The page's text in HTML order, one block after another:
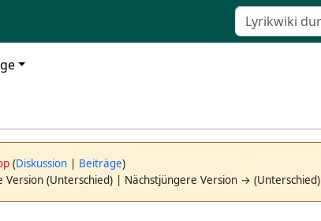
(Diskussion | Beiträge)
Version (Unterschied) | Nächstjüngere Version → (Unterschied)